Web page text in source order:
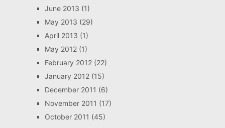
June 2013 (1)
May 2013 (29)
April 2013 (1)
May 2012(1)
February 2012(22)
January 2012(15)
December 2011 (6)
November 2011 (17)
October 2011 (45)